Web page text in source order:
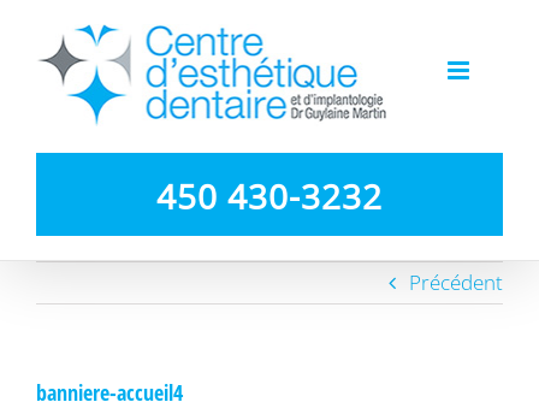
contenu
450 430-3232
Précédent
banniere-accueil4